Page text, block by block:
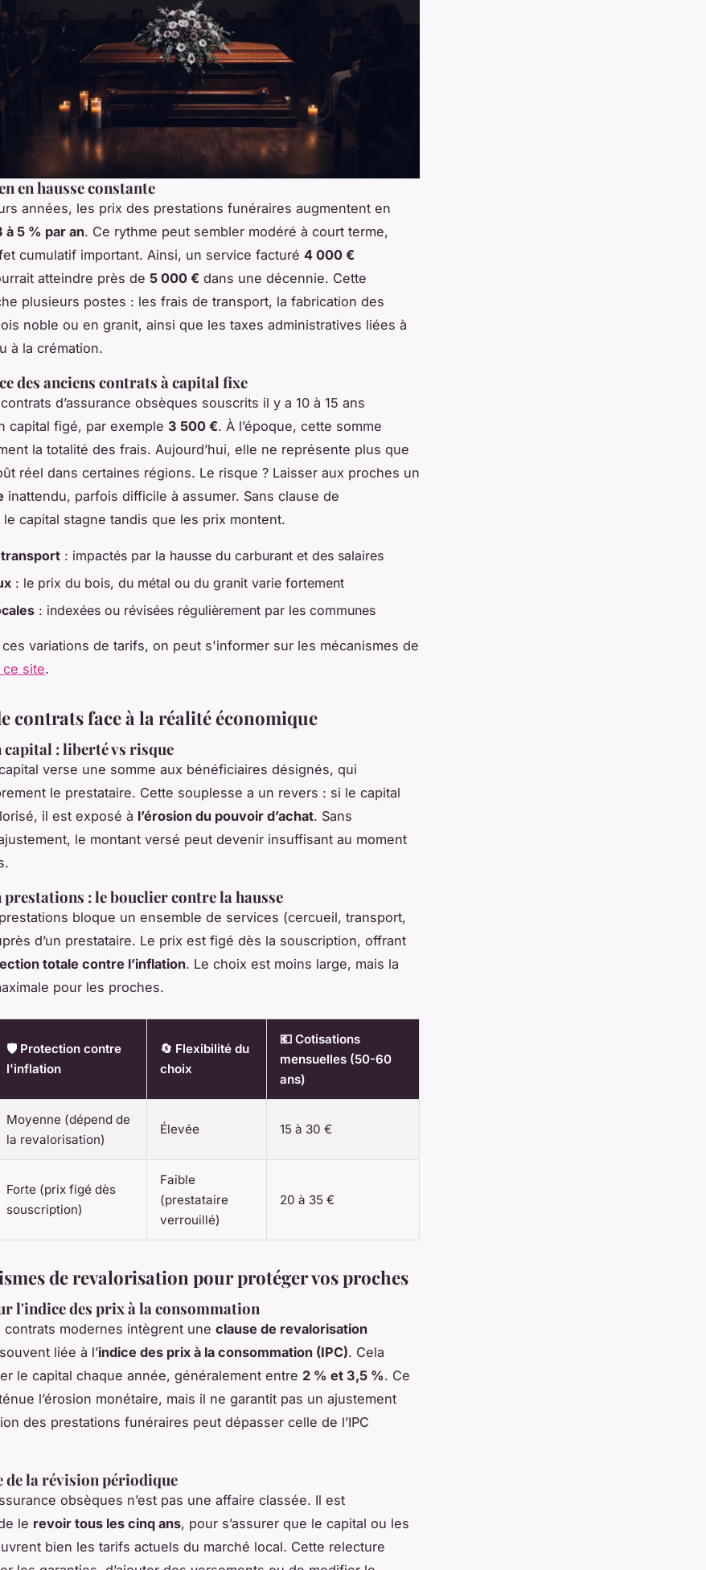
en hausse constante
années, les prix des prestations funéraires augmentent en
à 5 % par an. Ce rythme peut sembler modéré à court terme,
cumulatif important. Ainsi, un service facturé 4 000 €
atteindre près de 5 000 € dans une décennie. Cette
plusieurs postes : les frais de transport, la fabrication des
noble ou en granit, ainsi que les taxes administratives liées à
à la crémation.
des anciens contrats à capital fixe
d’assurance obsèques souscrits il y a 10 à 15 ans
capital figé, par exemple 3 500 €. À l’époque, cette somme
la totalité des frais. Aujourd’hui, elle ne représente plus que
réel dans certaines régions. Le risque ? Laisser aux proches un
inattendu, parfois difficile à assumer. Sans clause de
capital stagne tandis que les prix montent.
transport : impactés par la hausse du carburant et des salaires
: le prix du bois, du métal ou du granit varie fortement
: indexées ou révisées régulièrement par les communes
variations de tarifs, on peut s'informer sur les mécanismes de
ce site.
contrats face à la réalité économique
capital : liberté vs risque
verse une somme aux bénéficiaires désignés, qui
le prestataire. Cette souplesse a un revers : si le capital
il est exposé à l’érosion du pouvoir d’achat. Sans
le montant versé peut devenir insuffisant au moment
prestations : le bouclier contre la hausse
bloque un ensemble de services (cercueil, transport,
d’un prestataire. Le prix est figé dès la souscription, offrant
totale contre l’inflation. Le choix est moins large, mais la
pour les proches.
🛡️ Protection contre
l'inflation
🔄 Flexibilité du
choix
💶 Cotisations
mensuelles (50-60
ans)
Moyenne (dépend de
la revalorisation)
Élevée 15 à 30 €
Forte (prix figé dès
souscription)
Faible
(prestataire
verrouillé)
20 à 35 €
de revalorisation pour protéger vos proches
l'indice des prix à la consommation
contrats modernes intègrent une clause de revalorisation
liée à l’indice des prix à la consommation (IPC). Cela
le capital chaque année, généralement entre 2 % et 3,5 %. Ce
l’érosion monétaire, mais il ne garantit pas un ajustement
des prestations funéraires peut dépasser celle de l’IPC
de la révision périodique
obsèques n’est pas une affaire classée. Il est
le revoir tous les cinq ans, pour s’assurer que le capital ou les
bien les tarifs actuels du marché local. Cette relecture